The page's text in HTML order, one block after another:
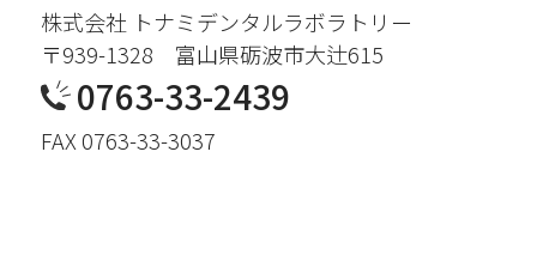
株式会社 トナミデンタルラボラトリー
〒939-1328 富山県砺波市大辻615
0763-33-2439
FAX 0763-33-3037